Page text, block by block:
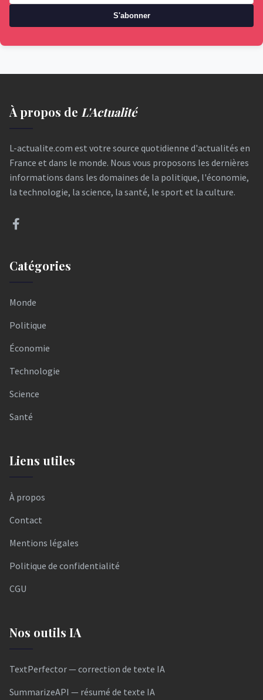
S'abonner
À propos de L'Actualité
L-actualite.com est votre source quotidienne d'actualités en
France et dans le monde. Nous vous proposons les dernières
informations dans les domaines de la politique, l'économie,
la technologie, la science, la santé, le sport et la culture.
Catégories
Monde
Politique
Économie
Technologie
Science
Santé
Liens utiles
À propos
Contact
Mentions légales
Politique de confidentialité
CGU
Nos outils IA
TextPerfector — correction de texte IA
SummarizeAPI — résumé de texte IA